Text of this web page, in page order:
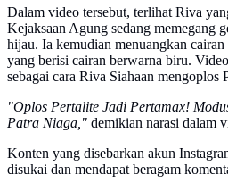
Dalam video tersebut, terlihat Riva
Kejaksaan Agung sedang memegang
hijau. Ia kemudian menuangkan cairan
yang berisi cairan berwarna biru.
sebagai cara Riva Siahaan mengoplos
"Oplos Pertalite Jadi Pertamax!
Patra Niaga," demikian narasi dalam
Konten yang disebarkan akun
disukai dan mendapat beragam